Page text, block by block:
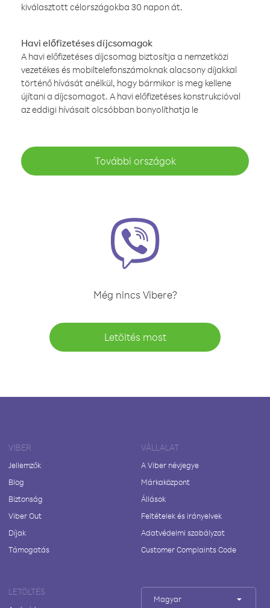
kiválasztott célországokba 30 napon át.
Havi előfizetéses díjcsomagok
A havi előfizetéses díjcsomag biztosítja a nemzetközi
vezetékes és mobiltelefonszámoknak alacsony díjakkal
történő hívását anélkül, hogy bármikor is meg kellene
újítani a díjcsomagot. A havi előfizetéses konstrukcióval
az eddigi hívásait olcsóbban bonyolíthatja le
További országok
Még nincs Vibere?
Letöltés most
VIBER
Jellemzők
Blog
Biztonság
Viber Out
Díjak
Támogatás
VÁLLALAT
A Viber névjegye
Márkaközpont
Állások
Feltételek és irányelvek
Adatvédelmi szabályzat
Customer Complaints Code
LETÖLTÉS
Magyar